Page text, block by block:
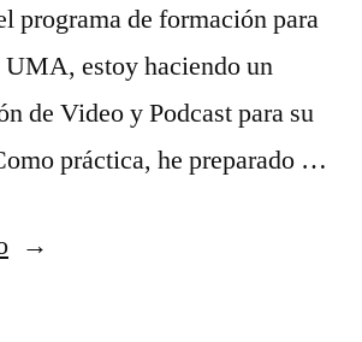
programa de formación para
UMA, estoy haciendo un
de Video y Podcast para su
práctica, he preparado …
«Podcast